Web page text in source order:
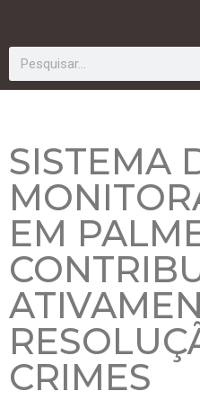
SISTEMA
EM
CRIMES